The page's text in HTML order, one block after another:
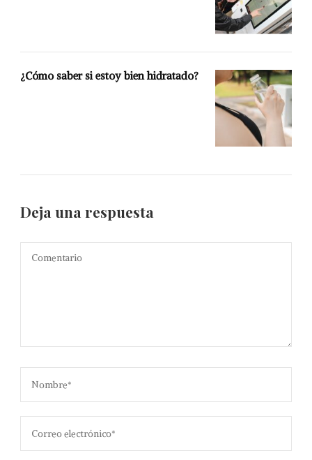
¿Cómo saber si estoy bien hidratado?
Deja una respuesta